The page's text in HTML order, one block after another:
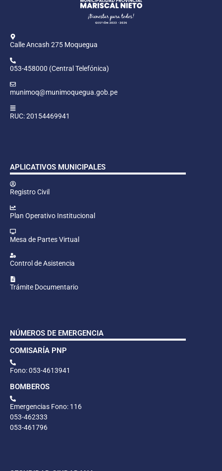
Calle Ancash 275 Moquegua
053-458000 (Central Telefónica)
munimoq@munimoquegua.gob.pe
RUC: 20154469941
APLICATIVOS MUNICIPALES
Registro Civil
Plan Operativo Institucional
Mesa de Partes Virtual
Control de Asistencia
Trámite Documentario
NÚMEROS DE EMERGENCIA
COMISARÍA PNP
Fono: 053-4613941
BOMBEROS
Emergencias Fono: 116
053-462333
053-461796